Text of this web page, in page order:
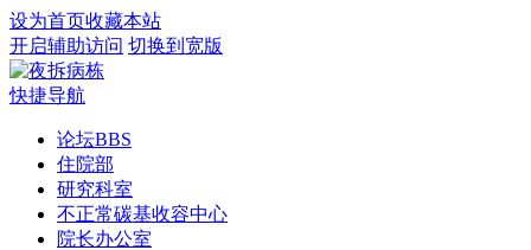
设为首页收藏本站
开启辅助访问 切换到宽版
快捷导航
论坛BBS
住院部
研究科室
不正常碳基收容中心
院长办公室